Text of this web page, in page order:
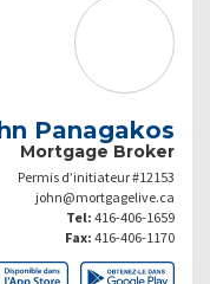
Panagakos
Mortgage Broker
Permis d’initiateur #12153
john@mortgagelive.ca
Tel: 416-406-1659
Fax: 416-406-1170